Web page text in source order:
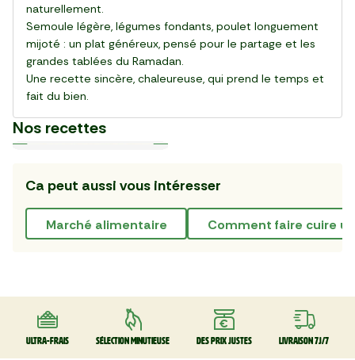
naturellement.
Semoule légère, légumes fondants, poulet longuement
mijoté : un plat généreux, pensé pour le partage et les
grandes tablées du Ramadan.
Une recette sincère, chaleureuse, qui prend le temps et
fait du bien.
Nos recettes
Plat 30 min
La Salade de gnocchi,
mozzarella et serrano
Plat 20 min
La Pinsa Burrata Pesto
Plat 15 min
Le Carpaccio de Boeuf
Plat 55 min
La Kafta sauce tahini 🇯🇴
Plat 28 min
La Salade de chou rouge
thaï au poulet
Plat 20 min
Le Club sandwich
Plat 20 min
Le Taboulé végétal
Plat 25 min
La Salade de haricots verts
Plat 25 min
La Tarte Fraîche au Thon
Plat 30 min
Le Poke bowl au saumon et
légumes croquants 🇺🇸
Ca peut aussi vous intéresser
marché alimentaire comment faire cuire
Ultra-frais Sélection minutieuse Des prix justes Livraison 7J/7